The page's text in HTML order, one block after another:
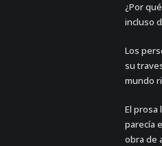
¿Por
incluso
Los
su
mundo
El prosa
parecía
obra de